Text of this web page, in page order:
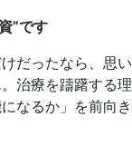
”です
だったなら、思い
治療を躊躇する理
なるか」を前向き